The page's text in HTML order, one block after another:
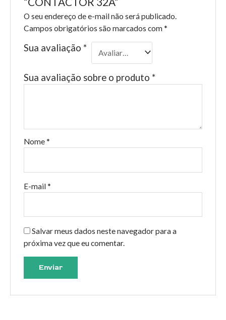
O seu endereço de e-mail não será publicado.
Campos obrigatórios são marcados com *
Sua avaliação *
Sua avaliação sobre o produto *
Nome *
E-mail *
Salvar meus dados neste navegador para a
próxima vez que eu comentar.